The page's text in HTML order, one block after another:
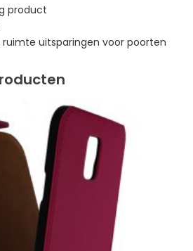
product
ruimte uitsparingen voor poorten